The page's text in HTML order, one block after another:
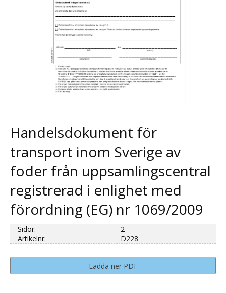
Handelsdokument för
transport inom Sverige av
foder från uppsamlingscentral
registrerad i enlighet med
förordning (EG) nr 1069/2009
Ladda ner PDF
Sidor:
2
Artikelnr:
D228